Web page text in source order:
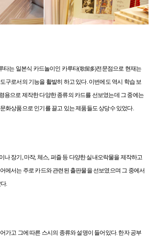
타는 일본식 카드놀이인 카루타(歌留多)전문점으로 현재는
구로서의 기능을 활발히 하고 있다. 이번에도 역시 학습 보
용으로 제작한 다양한 종류의 카드를 선보였는데 그 중에는
화상품으로 인기를 끌고 있는 제품들도 상당수 있었다.
나 장기 ,마작,체스,퍼즐 등 다양한 실내오락물을 제작하고
에서는 주로 카드와 관련된 출판물을 선보였으며 그 중에서
.
가고 그에 따른 스시의 종류와 설명이 들어있다. 한자 공부